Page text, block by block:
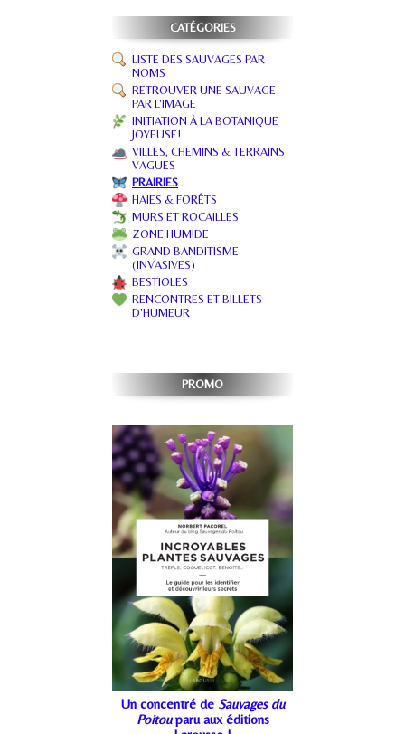
CATÉGORIES
LISTE DES SAUVAGES PAR
NOMS
RETROUVER UNE SAUVAGE
PAR L'IMAGE
INITIATION À LA BOTANIQUE
JOYEUSE!
VILLES, CHEMINS & TERRAINS
VAGUES
PRAIRIES
HAIES & FORÊTS
MURS ET ROCAILLES
ZONE HUMIDE
GRAND BANDITISME
(INVASIVES)
BESTIOLES
RENCONTRES ET BILLETS
D'HUMEUR
PROMO
Un concentré de Sauvages du
Poitouparu aux éditions